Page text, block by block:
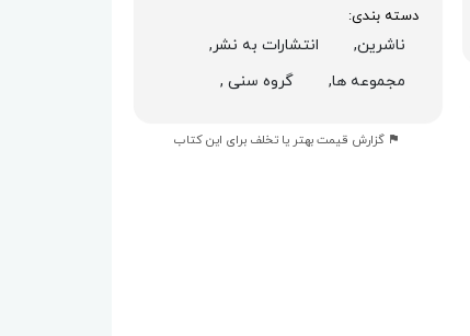
دسته بندی:
ناشرین,
انتشارات به نشر,
مجموعه ها,
گروه سنی ,
گزارش قیمت بهتر یا تخلف برای این کتاب